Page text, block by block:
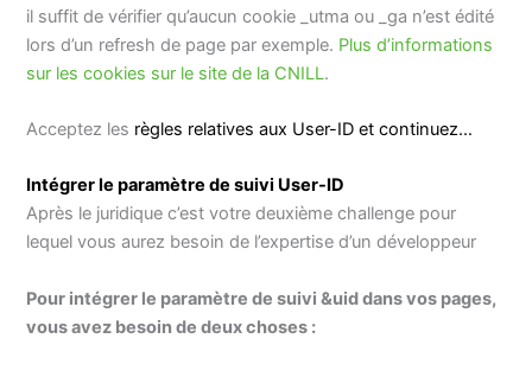
il suffit de vérifier qu’aucun cookie _utma ou _ga n’est édité
lors d’un refresh de page par exemple. Plus d’informations
sur les cookies sur le site de la CNILL.
Acceptez les règles relatives aux User-ID et continuez…
Intégrer le paramètre de suivi User-ID
Après le juridique c’est votre deuxième challenge pour
lequel vous aurez besoin de l’expertise d’un développeur
Pour intégrer le paramètre de suivi &uid dans vos pages,
vous avez besoin de deux choses :